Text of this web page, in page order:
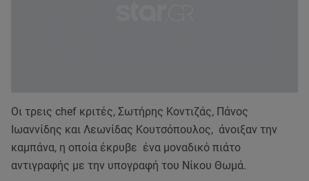
Οι τρεις chef κριτές, Σωτήρης Κοντιζάς, Πάνος
Ιωαννίδης και Λεωνίδας Κουτσόπουλος, άνοιξαν την
καμπάνα, η οποία έκρυβε ένα μοναδικό πιάτο
αντιγραφής με την υπογραφή του Νίκου Θωμά.